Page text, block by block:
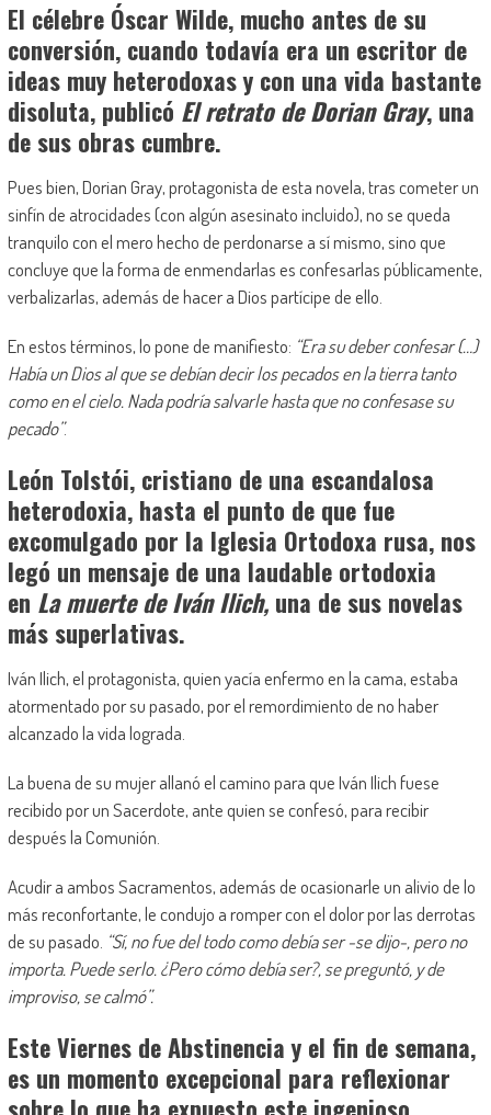
El célebre Óscar Wilde, mucho antes de su
conversión, cuando todavía era un escritor de
ideas muy heterodoxas y con una vida bastante
disoluta, publicó El retrato de Dorian Gray, una
de sus obras cumbre.
Pues bien, Dorian Gray, protagonista de esta novela, tras cometer un
sinfín de atrocidades (con algún asesinato incluido), no se queda
tranquilo con el mero hecho de perdonarse a sí mismo, sino que
concluye que la forma de enmendarlas es confesarlas públicamente,
verbalizarlas, además de hacer a Dios partícipe de ello.
En estos términos, lo pone de manifiesto: “Era su deber confesar (…)
Había un Dios al que se debían decir los pecados en la tierra tanto
como en el cielo. Nada podría salvarle hasta que no confesase su
pecado”.
León Tolstói, cristiano de una escandalosa
heterodoxia, hasta el punto de que fue
excomulgado por la Iglesia Ortodoxa rusa, nos
legó un mensaje de una laudable ortodoxia
en La muerte de Iván Ilich, una de sus novelas
más superlativas.
Iván Ilich, el protagonista, quien yacía enfermo en la cama, estaba
atormentado por su pasado, por el remordimiento de no haber
alcanzado la vida lograda.
La buena de su mujer allanó el camino para que Iván Ilich fuese
recibido por un Sacerdote, ante quien se confesó, para recibir
después la Comunión.
Acudir a ambos Sacramentos, además de ocasionarle un alivio de lo
más reconfortante, le condujo a romper con el dolor por las derrotas
de su pasado. “Sí, no fue del todo como debía ser -se dijo-, pero no
importa. Puede serlo. ¿Pero cómo debía ser?, se preguntó, y de
improviso, se calmó”.
Este Viernes de Abstinencia y el fin de semana,
es un momento excepcional para reflexionar